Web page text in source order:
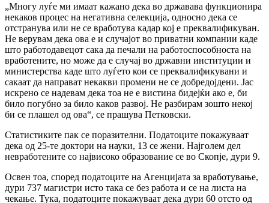
„Многу луѓе ми имаат кажано дека во државава функционира
некаков процес на негативна селекција, односно дека се
отстранува или не се вработува кадар кој е преквалификуван.
Не верувам дека ова е и случајот во приватни компании каде
што работодавецот сака да печали на работоспособноста на
вработените, но може да е случај во државни институции и
министерства каде што луѓето кои се преквалификувани и
сакаат да направат некакви промени не се добредојдени. Јас
искрено се надевам дека тоа не е вистина бидејќи ако е, би
било погубно за било каков развој. Не разбирам зошто некој
би се плашел од ова“, се прашува Петковски.
Статистиките пак се поразителни. Податоците покажуваат
дека од 25-те доктори на науки, 13 се жени. Најголем дел
невработените со највисоко образование се во Скопје, дури 9.
Освен тоа, според податоците на Агенцијата за вработување,
дури 737 магистри исто така се без работа и се на листа на
чекање. Тука, податоците покажуваат дека дури 60 отсто од